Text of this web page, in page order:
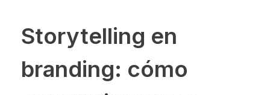
Storytelling en
branding: cómo